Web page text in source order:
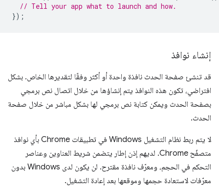
// Tell your app what to launch and how.
});
إنشاء نوافذ
قد تنشئ صفحة الحدث نافذة واحدة أو أكثر وفقًا لتقديرها الخاص. بشكل
افتراضي، تكون هذه النوافذ يتم إنشاؤها من خلال اتصال نص برمجي
بصفحة الحدث ويمكن كتابة نص برمجي لها بشكل مباشر من خلال صفحة
الحدث.
لا يتم ربط نظام التشغيل Windows في تطبيقات Chrome بأي نوافذ
متصفّح Chrome. لديهم إذن إطار يتضمن شريط العناوين وعناصر
التحكم في الحجم، ومعرّف نافذة مقترح. لن يكون لدى Windows بدون
معرّفات لاستعادة حجمها وموقعها بعد إعادة التشغيل.